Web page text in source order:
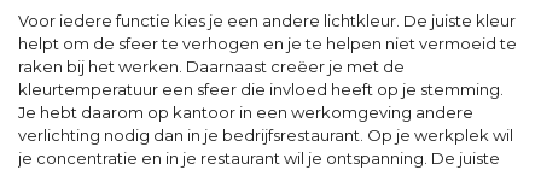
Voor iedere functie kies je een andere lichtkleur. De juiste kleur
helpt om de sfeer te verhogen en je te helpen niet vermoeid te
raken bij het werken. Daarnaast creëer je met de
kleurtemperatuur een sfeer die invloed heeft op je stemming.
Je hebt daarom op kantoor in een werkomgeving andere
verlichting nodig dan in je bedrijfsrestaurant. Op je werkplek wil
je concentratie en in je restaurant wil je ontspanning. De juiste